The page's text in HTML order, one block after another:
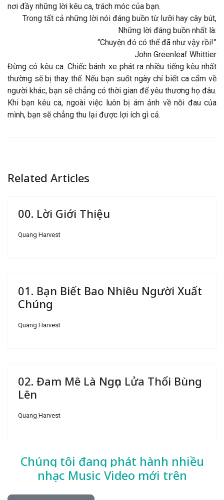
nơi đầy những lời kêu ca, trách móc của bạn.
Trong tất cả những lời nói đáng buồn từ lưỡi hay cây bút,
Những lời đáng buồn nhất là:
“Chuyện đó có thể đã như vậy rồi!”
John Greenleaf Whittier
Đừng có kêu ca. Chiếc bánh xe phát ra nhiều tiếng kêu nhất
thường sẽ bị thay thế. Nếu bạn suốt ngày chỉ biết ca cẩm về
người khác, bạn sẽ chẳng có thời gian để yêu thương họ đâu.
Khi bạn kêu ca, ngoài việc luôn bị ám ảnh về nỗi đau của
mình, bạn sẽ chẳng thu lại được lợi ích gì cả.
Related Articles
00. Lời Giới Thiệu
Quang Harvest
01. Bạn Biết Bao Nhiêu Người Xuất
Chúng
Quang Harvest
02. Đam Mê Là Ngọn Lửa Thổi Bùng
Lên
Quang Harvest
Chúng tôi đang phát hành nhiều
nhạc Music Video mới trên